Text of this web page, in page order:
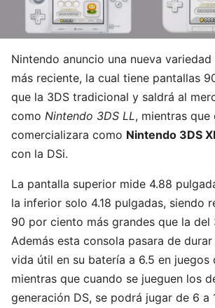
Nintendo anuncio una nueva
más reciente, la cual tiene pantallas
que la 3DS tradicional y saldrá al
como Nintendo 3DS LL, mientras
comercializara como Nintendo 3DS
con la DSi.
La pantalla superior mide 4.88
la inferior solo 4.18 pulgadas, siendo
90 por ciento más grandes que la del
Además esta consola pasara de
vida útil en su batería a 6.5 en juegos
mientras que cuando se jueguen los
generación DS, se podrá jugar de 6 a